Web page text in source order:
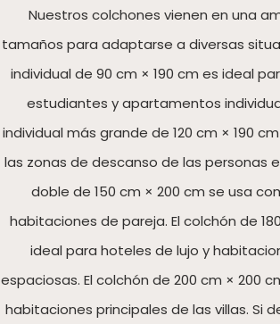
Nuestros colchones vienen en una
tamaños para adaptarse a diversas
individual de 90 cm × 190 cm es ideal
estudiantes y apartamentos
individual más grande de 120 cm × 190
las zonas de descanso de las personas
doble de 150 cm × 200 cm se usa
habitaciones de pareja. El colchón de
ideal para hoteles de lujo y
espaciosas. El colchón de 200 cm × 200
habitaciones principales de las villas. Si